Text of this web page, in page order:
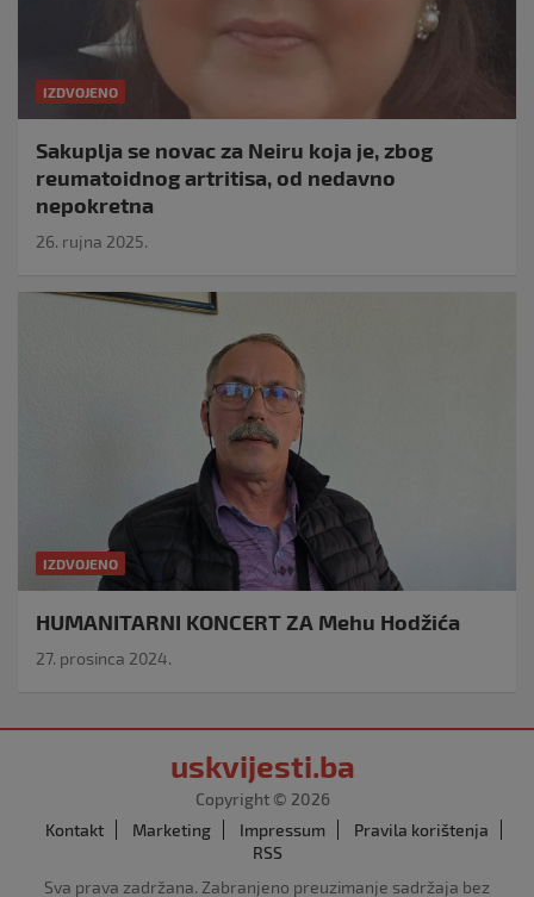
IZDVOJENO
Sakuplja se novac za Neiru koja je, zbog
reumatoidnog artritisa, od nedavno
nepokretna
26. rujna 2025.
IZDVOJENO
HUMANITARNI KONCERT ZA Mehu Hodžića
27. prosinca 2024.
uskvijesti.ba
Copyright © 2026
Kontakt
Marketing Impressum
Pravila korištenja
RSS
Sva prava zadržana. Zabranjeno preuzimanje sadržaja bez